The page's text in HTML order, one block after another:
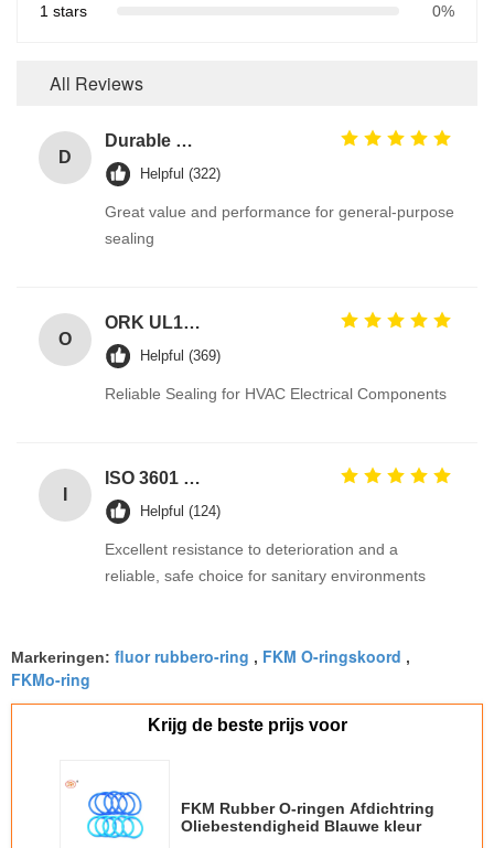
1 stars
0%
All Reviews
D
Durable O Ring EPDM Material Chemical Resistance For Heavy-Duty And Stress Environments
Helpful (322)
Great value and performance for general-purpose
sealing
O
ORK UL157 High Temperature Industrial Colored Silicone O Rings Suppliers
Helpful (369)
Reliable Sealing for HVAC Electrical Components
ISO 3601 Excellent Weathering Resistance EPDM Rubber O Rings Seals for Industrial Applications
Helpful (124)
Excellent resistance to deterioration and a
reliable, safe choice for sanitary environments
Markeringen: fluor rubbero-ring , FKM O-ringskoord ,
FKMo-ring
Krijg de beste prijs voor
FKM Rubber O-ringen Afdichtring
Oliebestendigheid Blauwe kleur